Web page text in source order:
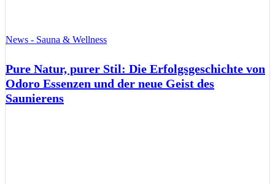
News - Sauna & Wellness
Pure Natur, purer Stil: Die Erfolgsgeschichte von
Odoro Essenzen und der neue Geist des
Saunierens